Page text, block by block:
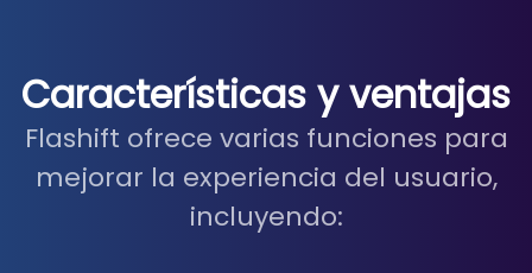
Características y ventajas
Flashift ofrece varias funciones para
mejorar la experiencia del usuario,
incluyendo: